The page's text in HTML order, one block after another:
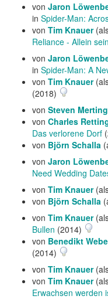
von Jaron
in Spider-Man:
von Tim Knauer
Reliance - Allein
von Jaron
in Spider-Man: A
von Tim Knauer
(2018)
von Steven Merting
von Charles
Das verlorene Dorf
von Björn Schalla
von Jaron
Need Wedding
von Tim Knauer
von Björn Schalla
von Tim Knauer
Bullen (2014)
von Benedikt
(2014)
von Tim Knauer
von Tim Knauer
Erwachsen werden